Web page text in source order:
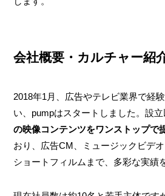
会社概要・カルチャー紹
2018年1月、広告やテレビ業界で経
い、pumpはスタートしました。設
の映像コンテンツをワンストップで
おり、広告CM、ミュージックビデ
ショートフィルムまで、多彩な実績